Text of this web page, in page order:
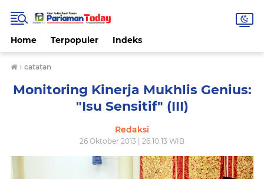
Home Terpopuler Indeks
› catatan
Monitoring Kinerja Mukhlis Genius:
"Isu Sensitif" (III)
Redaksi
26 Oktober 2013 | 26.10.13 WIB